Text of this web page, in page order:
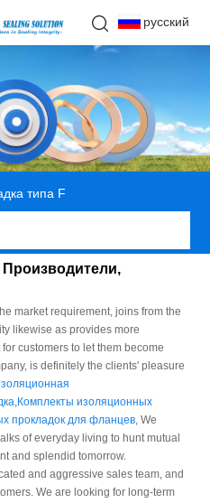
русский
типа F
Производители,
market requirement, joins from the
likewise as provides more
customers to let them become
is definitely the clients' pleasure
,Комплекты изоляционных
прокладок для фланцев, We
of everyday living to hunt mutual
and splendid tomorrow.
and aggressive sales team, and
We are looking for long-term